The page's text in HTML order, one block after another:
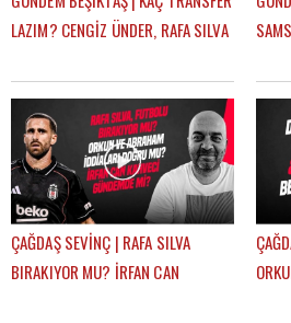
LAZIM? CENGİZ ÜNDER, RAFA SILVA
SEVİNÇ
ÇAĞDAŞ SEVİNÇ | RAFA SILVA
BIRAKIYOR MU? İRFAN CAN